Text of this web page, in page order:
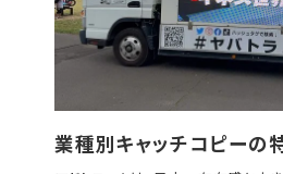
業種別キャッチコピーの